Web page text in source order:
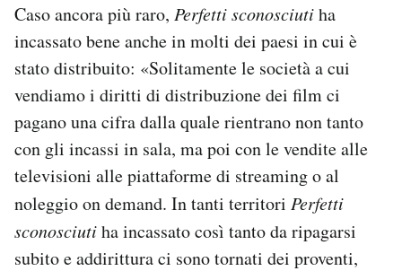
Caso ancora più raro, Perfetti sconosciutiha
incassato bene anche in molti dei paesi in cui è
stato distribuito: «Solitamente le società a cui
vendiamo i diritti di distribuzione dei film ci
pagano una cifra dalla quale rientrano non tanto
con gli incassi in sala, ma poi con le vendite alle
televisioni alle piattaforme di streaming o al
noleggio on demand. In tanti territori Perfetti
sconosciutiha incassato così tanto da ripagarsi
subito e addirittura ci sono tornati dei proventi,